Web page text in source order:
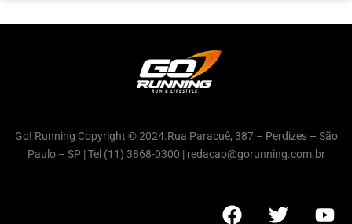
Go! Running Copyright © 2024.Rua Paracuê, 387 – Perdizes – São
Paulo – SP | Tel (11) 3868-0300 | redacao@gorunning.com.br